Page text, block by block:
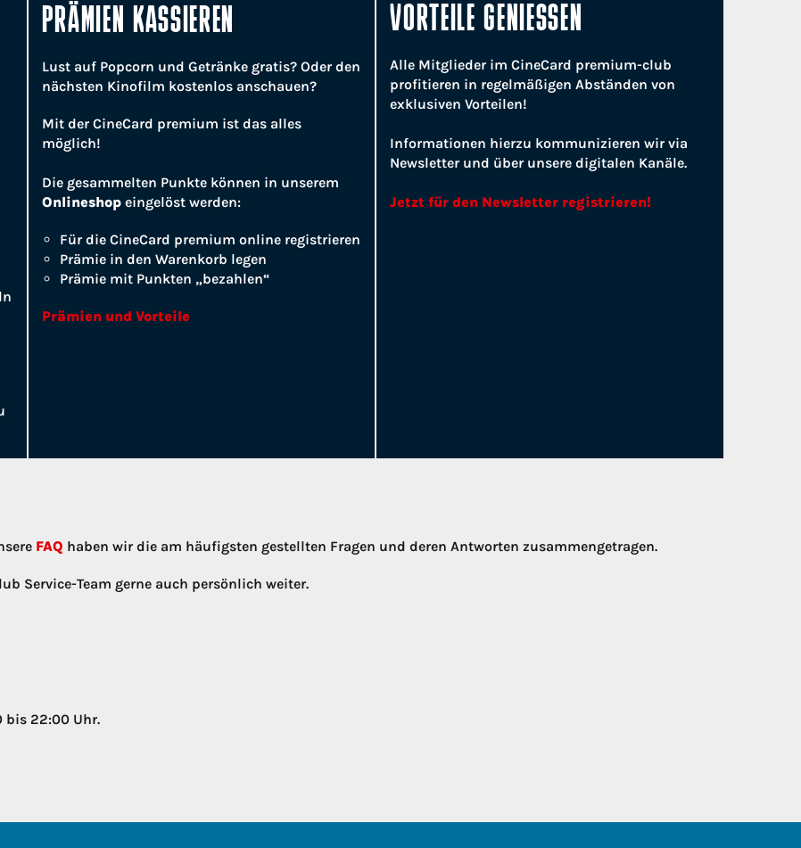
PRÄMIEN KASSIEREN
Lust auf Popcorn und Getränke gratis? Oder den
nächsten Kinofilm kostenlos anschauen?
Mit der CineCard premium ist das alles
möglich!
Die gesammelten Punkte können in unserem
Onlineshopeingelöst werden:
Für die CineCard premium online registrieren
Prämie in den Warenkorb legen
Prämie mit Punkten „bezahlen“
Prämien und Vorteile
VORTEILE GENIESSEN
Alle Mitglieder im CineCard premium-club
profitieren in regelmäßigen Abständen von
exklusiven Vorteilen!
Informationen hierzu kommunizieren wir via
Newsletter und über unsere digitalen Kanäle.
Jetzt für den Newsletter registrieren!
FAQ haben wir die am häufigsten gestellten Fragen und deren Antworten zusammengetragen.
Service-Team gerne auch persönlich weiter.
bis 22:00 Uhr.